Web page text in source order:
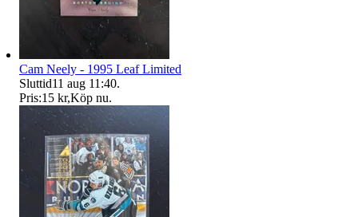
Cam Neely - 1995 Leaf Limited
Sluttid11 aug 11:40.
Pris:15 kr,Köp nu.